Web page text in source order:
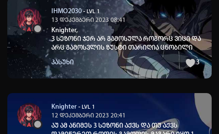
IHMO2030- LVL 1
13 დეკემბერი 2023 08:41
Knighter,
3 სეზონი ჯერ არ გამოსულა როგორც ვიცი და
არც გამოსვლის ზუსტი თარიღია ცნობილი
პასუხი 3
Knighter - LVL 1
12 დეკემბერი 2023 20:41
აუ ამ ანიმეს 3 სეზონი აქვს და თუ აქვს